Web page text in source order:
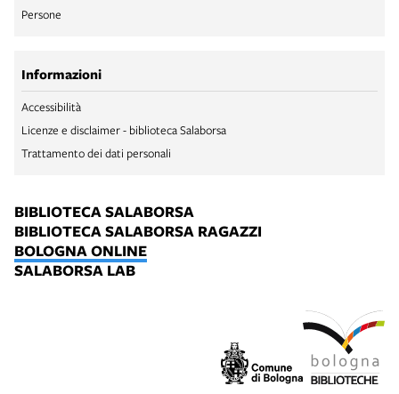
Persone
Informazioni
Accessibilità
Licenze e disclaimer - biblioteca Salaborsa
Trattamento dei dati personali
BIBLIOTECA SALABORSA
BIBLIOTECA SALABORSA RAGAZZI
BOLOGNA ONLINE
SALABORSA LAB